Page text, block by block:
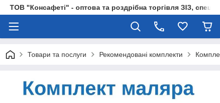
ТОВ "Консафеті" - оптова та роздрібна торгівля ЗІЗ,
Товари та послуги Рекомендовані комплекти